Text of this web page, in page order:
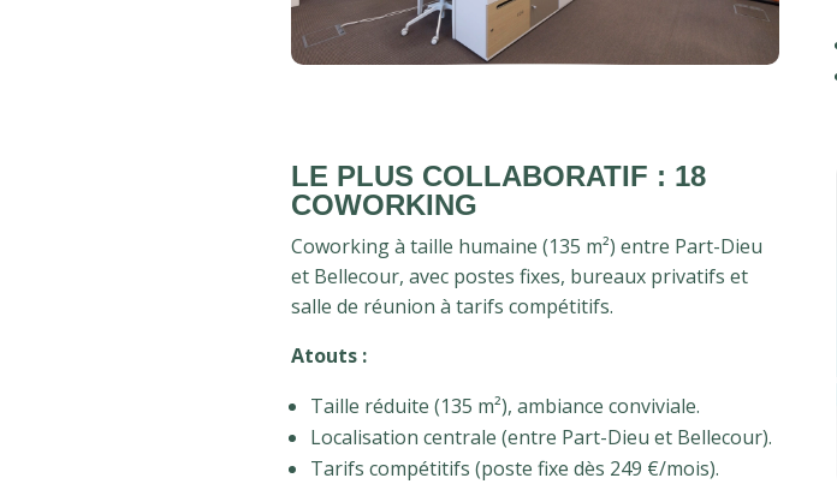
LE PLUS COLLABORATIF : 18
COWORKING
Coworking à taille humaine (135 m²) entre Part-Dieu
et Bellecour, avec postes fixes, bureaux privatifs et
salle de réunion à tarifs compétitifs.
Atouts :
Taille réduite (135 m²), ambiance conviviale.
Localisation centrale (entre Part-Dieu et Bellecour).
Tarifs compétitifs (poste fixe dès 249 €/mois).